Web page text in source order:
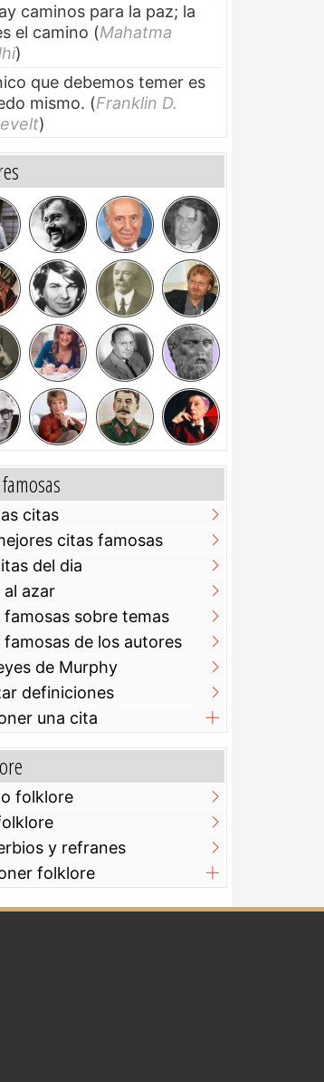
caminos para la paz; la
el camino (Mahatma
)
que debemos temer es
mismo. (Franklin D.
)
citas
citas famosas
del dia
al azar
famosas sobre temas
famosas de los autores
de Murphy
definiciones
una cita
folklore
y refranes
folklore